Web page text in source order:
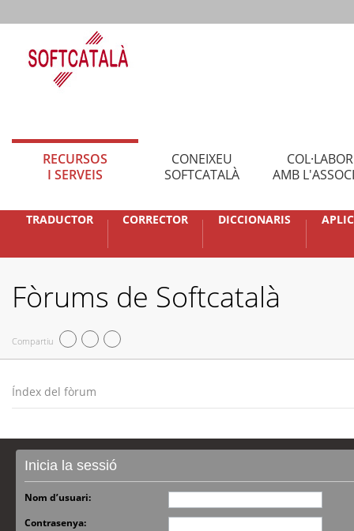
RECURSOS
I SERVEIS
CONEIXEU
SOFTCATALÀ
AMB
TRADUCTOR CORRECTOR DICCIONARIS
Fòrums de Softcatalà
Compartiu
Índex del fòrum
Inicia la sessió
Nom d’usuari:
Contrasenya: